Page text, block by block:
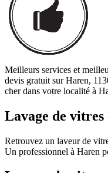
Meilleurs services et
devis gratuit sur Haren,
cher dans votre localité à
Lavage de
Retrouvez un laveur de
Un professionnel à Haren